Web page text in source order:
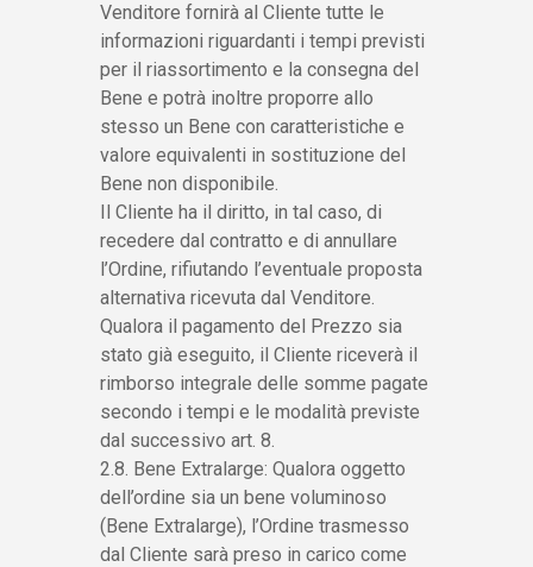
Venditore fornirà al Cliente tutte le
informazioni riguardanti i tempi previsti
per il riassortimento e la consegna del
Bene e potrà inoltre proporre allo
stesso un Bene con caratteristiche e
valore equivalenti in sostituzione del
Bene non disponibile.
Il Cliente ha il diritto, in tal caso, di
recedere dal contratto e di annullare
l’Ordine, rifiutando l’eventuale proposta
alternativa ricevuta dal Venditore.
Qualora il pagamento del Prezzo sia
stato già eseguito, il Cliente riceverà il
rimborso integrale delle somme pagate
secondo i tempi e le modalità previste
dal successivo art. 8.
2.8. Bene Extralarge: Qualora oggetto
dell’ordine sia un bene voluminoso
(Bene Extralarge), l’Ordine trasmesso
dal Cliente sarà preso in carico come